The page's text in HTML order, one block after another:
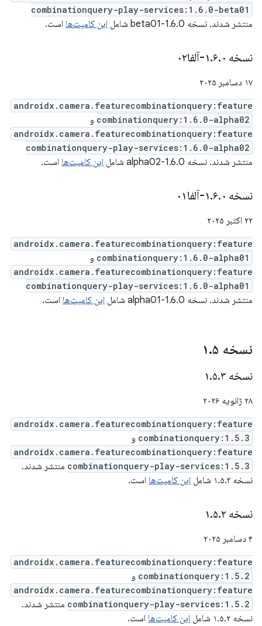
combinationquery-play-services:1.6.0-beta01
منتشر شدند. نسخه 1.6.0-beta01 شامل این کامیت‌ها است.
نسخه ۱ .۶.۰-آلفا۰۲
۱۷ دسامبر ۲۰۲۵
androidx.camera.featurecombinationquery:feature
combinationquery:1.6.0-alpha02 و
androidx.camera.featurecombinationquery:feature
combinationquery-play-services:1.6.0-alpha02
منتشر شدند. نسخه 1.6.0-alpha02 شامل این کامیت‌ها است.
نسخه ۱ .۶.۰-آلفا۰۱
۲۲ اکتبر ۲۰۲۵
androidx.camera.featurecombinationquery:feature
combinationquery:1.6.0-alpha01 و
androidx.camera.featurecombinationquery:feature
combinationquery-play-services:1.6.0-alpha01
منتشر شدند. نسخه 1.6.0-alpha01 شامل این کامیت‌ها است.
نسخه ۱ .۵
نسخه ۱ .۵.۳
۲۸ ژانویه ۲۰۲۶
androidx.camera.featurecombinationquery:feature
combinationquery:1.5.3 و
androidx.camera.featurecombinationquery:feature
combinationquery-play-services:1.5.3 منتشر شدند.
نسخه ۱.۵.۳ شامل
این کامیت‌ها است.
نسخه ۱ .۵.۲
۴ دسامبر ۲۰۲۵
androidx.camera.featurecombinationquery:feature
combinationquery:1.5.2 و
androidx.camera.featurecombinationquery:feature
combinationquery-play-services:1.5.2 منتشر شدند.
نسخه ۱.۵.۲ شامل
این کامیت‌ها است.